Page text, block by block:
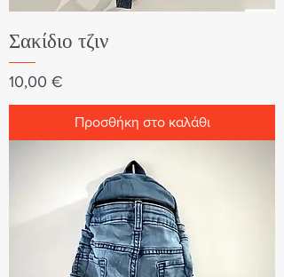
Σακίδιο τζιν
Τιμή
10,00 €
Προσθήκη στο καλάθι